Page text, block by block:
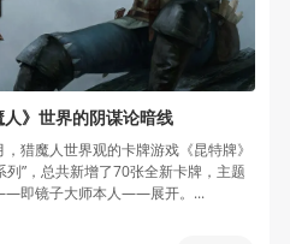
》世界的阴谋论暗线
猎魔人世界观的卡牌游戏《昆特牌》
”，总共新增了70张全新卡牌，主题
即镜子大师本人——展开。...